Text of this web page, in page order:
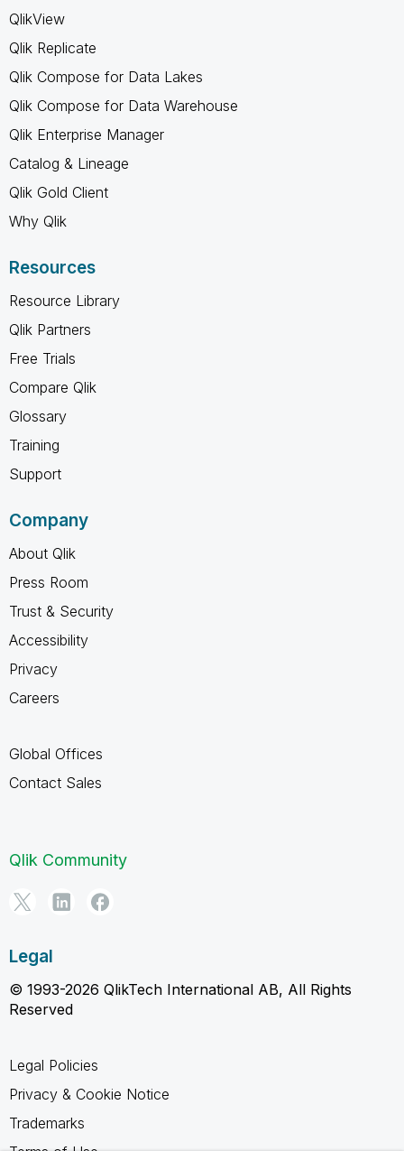
QlikView
Qlik Replicate
Qlik Compose for Data Lakes
Qlik Compose for Data Warehouse
Qlik Enterprise Manager
Catalog & Lineage
Qlik Gold Client
Why Qlik
Resources
Resource Library
Qlik Partners
Free Trials
Compare Qlik
Glossary
Training
Support
Company
About Qlik
Press Room
Trust & Security
Accessibility
Privacy
Careers
Global Offices
Contact Sales
Qlik Community
Legal
© 1993-2026 QlikTech International AB, All Rights
Reserved
Legal Policies
Privacy & Cookie Notice
Trademarks